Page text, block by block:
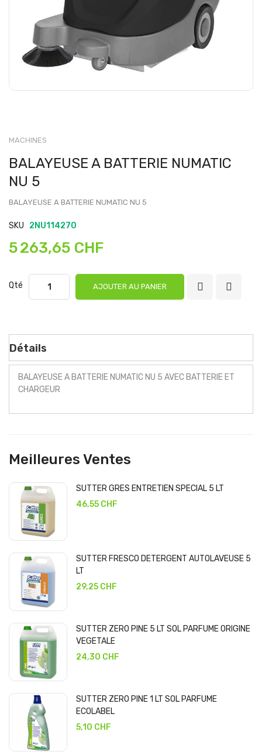
MACHINES
BALAYEUSE A BATTERIE NUMATIC
NU 5
BALAYEUSE A BATTERIE NUMATIC NU 5
SKU 2NU114270
5 263,65 CHF
Qté AJOUTER AU PANIER
Détails
BALAYEUSE A BATTERIE NUMATIC NU 5 AVEC BATTERIE ET
CHARGEUR
Meilleures Ventes
SUTTER GRES ENTRETIEN SPECIAL 5 LT
46,55 CHF
SUTTER FRESCO DETERGENT AUTOLAVEUSE 5
LT
29,25 CHF
SUTTER ZERO PINE 5 LT SOL PARFUME ORIGINE
VEGETALE
24,30 CHF
SUTTER ZERO PINE 1 LT SOL PARFUME
ECOLABEL
5,10 CHF